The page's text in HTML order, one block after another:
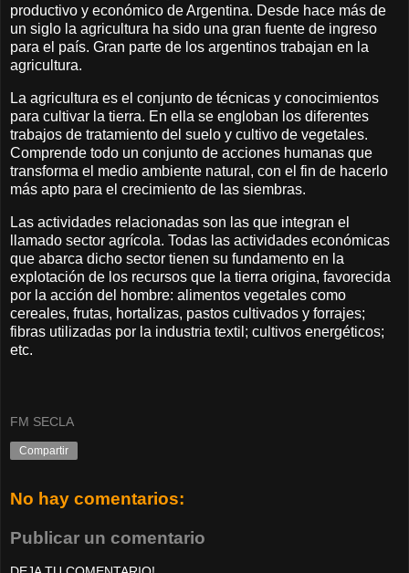
productivo y económico de Argentina. Desde hace más de
un siglo la agricultura ha sido una gran fuente de ingreso
para el país. Gran parte de los argentinos trabajan en la
agricultura.
La agricultura es el conjunto de técnicas y conocimientos
para cultivar la tierra. En ella se engloban los diferentes
trabajos de tratamiento del suelo y cultivo de vegetales.
Comprende todo un conjunto de acciones humanas que
transforma el medio ambiente natural, con el fin de hacerlo
más apto para el crecimiento de las siembras.
Las actividades relacionadas son las que integran el
llamado sector agrícola. Todas las actividades económicas
que abarca dicho sector tienen su fundamento en la
explotación de los recursos que la tierra origina, favorecida
por la acción del hombre: alimentos vegetales como
cereales, frutas, hortalizas, pastos cultivados y forrajes;
fibras utilizadas por la industria textil; cultivos energéticos;
etc.
FM SECLA
Compartir
No hay comentarios:
Publicar un comentario